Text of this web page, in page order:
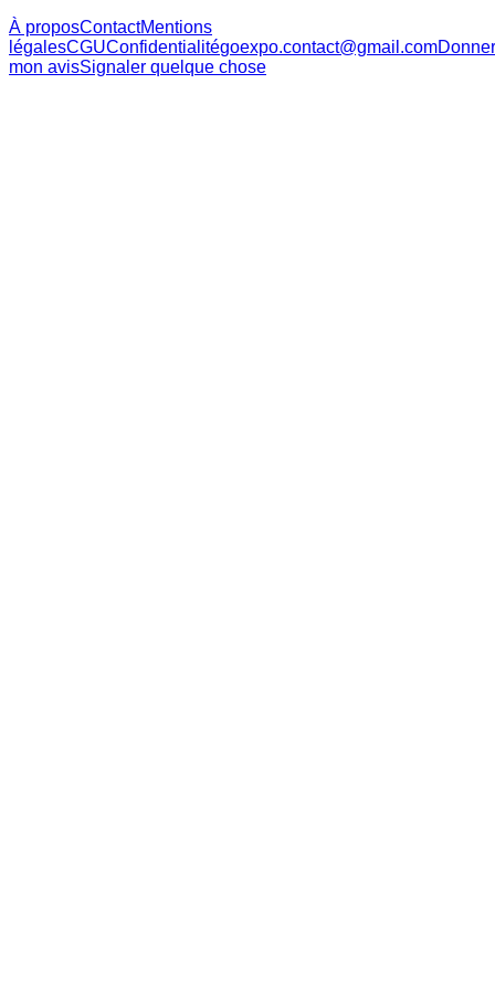
À proposContactMentions
légalesCGUConfidentialitégoexpo.contact@gmail.comDonner
mon avisSignaler quelque chose